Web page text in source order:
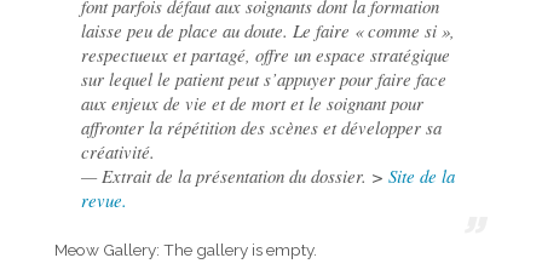
font parfois défaut aux soignants dont la formation
laisse peu de place au doute. Le faire « comme si »,
respectueux et partagé, offre un espace stratégique
sur lequel le patient peut s’appuyer pour faire face
aux enjeux de vie et de mort et le soignant pour
affronter la répétition des scènes et développer sa
créativité.
— Extrait de la présentation du dossier. > Site de la
revue.
Meow Gallery: The gallery is empty.